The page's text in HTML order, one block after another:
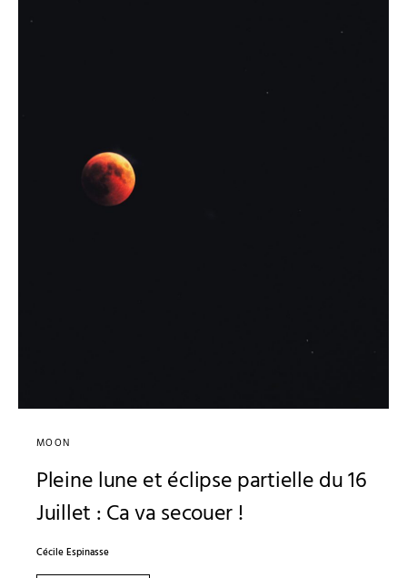
MOON
Pleine lune et éclipse partielle du 16
Juillet : Ca va secouer !
Cécile Espinasse